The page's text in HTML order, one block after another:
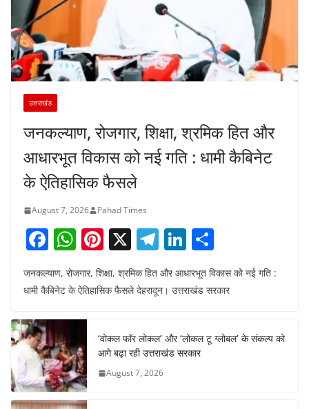
उत्तराखंड
जनकल्याण, रोजगार, शिक्षा, श्रमिक हित और
आधारभूत विकास को नई गति : धामी कैबिनेट
के ऐतिहासिक फैसले
August 7, 2026 Pahad Times
F
c
b
o
o
k
W
at
s
A
p
p
Pi
er
st
X T
el
e
a
m
Li
k
dI
n
h
ar
जनकल्याण, रोजगार, शिक्षा, श्रमिक हित और आधारभूत विकास को नई गति :
धामी कैबिनेट के ऐतिहासिक फैसले देहरादून। उत्तराखंड सरकार
‘वोकल फॉर लोकल’ और ‘लोकल टू ग्लोबल’ के संकल्प को
आगे बढ़ा रही उत्तराखंड सरकार
August 7, 2026